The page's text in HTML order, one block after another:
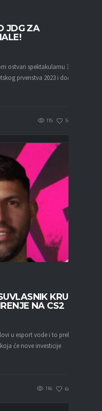
JDG ZA
ostvari spektakularnu 3-1
prvenstva 2023 i dođe na
115 54
KRU
NA CS2
u esport vode i to preko
će nove investicije
116 66